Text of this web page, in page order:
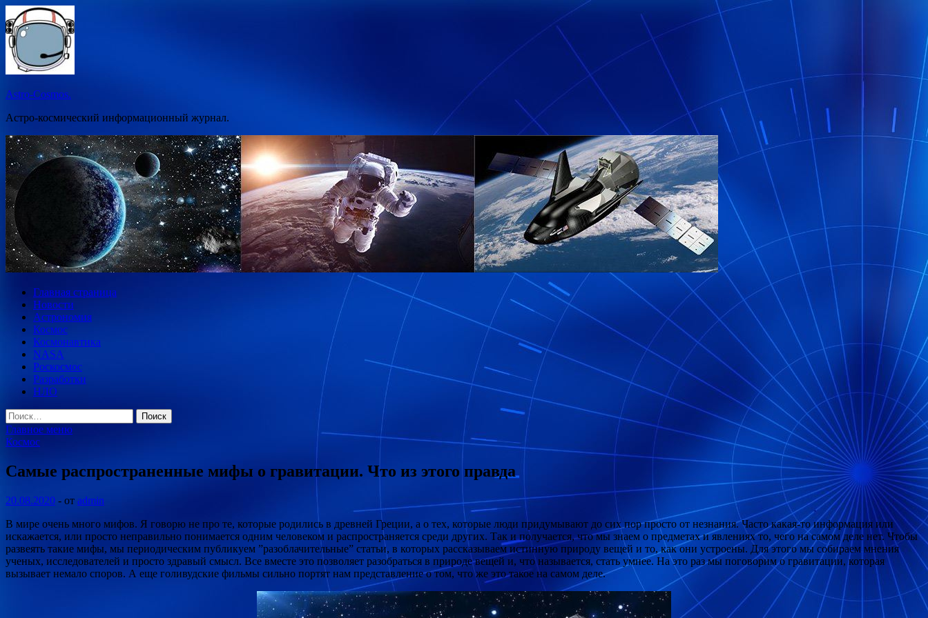
Перейти
к
содержимому
Astro-Cosmos.
Астро-космический информационный журнал.
Главная страница
Новости
Астрономия
Космос
Космонавтика
NASA
Роскосмос
Разработки
НЛО
Найти:
Главное меню
Космос
Самые распространенные мифы о гравитации. Что из этого правда
20.08.2020 - от admin
В мире очень много мифов. Я говорю не про те, которые родились в древней Греции, а о тех, которые люди придумывают до сих пор просто от незнания. Часто какая-то информация или
искажается, или просто неправильно понимается одним человеком и распространяется среди других. Так и получается, что мы знаем о предметах и явлениях то, чего на самом деле нет. Чтобы
развеять такие мифы, мы периодическим публикуем ”разоблачительные” статьи, в которых рассказываем истинную природу вещей и то, как они устроены. Для этого мы собираем мнения
ученых, исследователей и просто здравый смысл. Все вместе это позволяет разобраться в природе вещей и, что называется, стать умнее. На это раз мы поговорим о гравитации, которая
вызывает немало споров. А еще голивудские фильмы сильно портят нам представление о том, что же это такое на самом деле.